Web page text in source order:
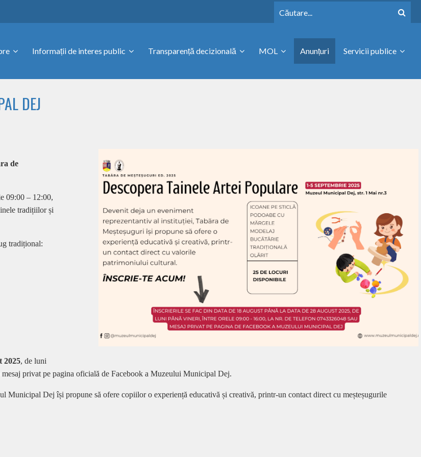
Informații de interes public Transparență decizională MOL Anunțuri Servicii publice
DEJ
de
09:00 – 12:00,
tradițiilor și
tradițional:
2025, de luni
mesaj privat pe pagina oficială de Facebook a Muzeului Municipal Dej.
Municipal Dej își propune să ofere copiilor o experiență educativă și creativă, printr-un contact direct cu meșteșugurile